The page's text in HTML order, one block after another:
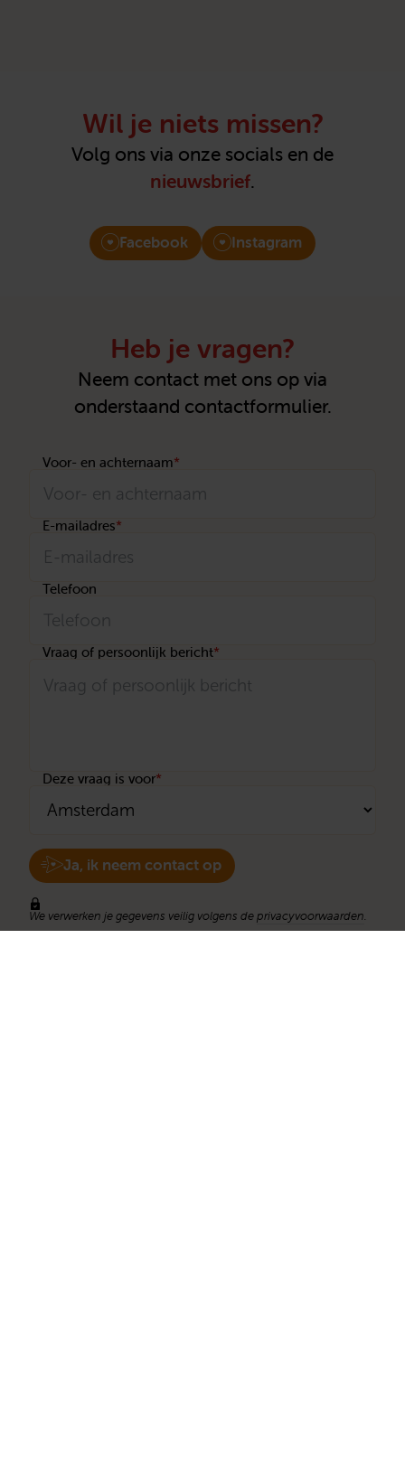
Wil je niets missen?
Volg ons via onze socials en de
nieuwsbrief.
Facebook Instagram
Heb je vragen?
Neem contact met ons op via
onderstaand contactformulier.
Voor- en achternaam*
E-mailadres*
Telefoon
Vraag of persoonlijk bericht*
Deze vraag is voor*
Ja, ik neem contact op
We verwerken je gegevens veilig volgens deprivacyvoorwaarden.